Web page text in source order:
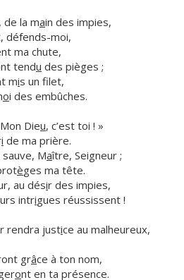
de la main des impies,
défends-moi,
ma chute,
tendu des pièges ;
mis un filet,
oi des embûches.
Dieu, c’est toi ! »
i de ma prière.
Maître, Seigneur ;
èges ma tête.
au désir des impies,
intrigues réussissent !
rendra justice au malheureux,
grâce à ton nom,
ont en ta présence.